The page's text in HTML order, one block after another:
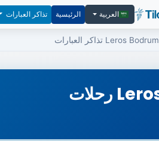
العربية الرئيسية تذاكر العبارات
Leros Bodrum تذاكر العبارات